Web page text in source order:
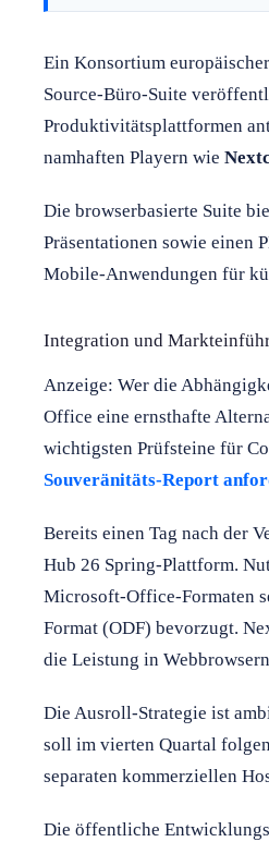
Ein Konsortium
Source-Büro-Suite
Produktivitätsplattformen
namhaften Playern wie
Die browserbasierte Suite
Präsentationen sowie einen
Mobile-Anwendungen für
Integration und
Anzeige: Wer die
Office eine ernsthafte
wichtigsten Prüfsteine für
Souveränitäts-Report
Bereits einen Tag nach der
Hub 26 Spring-Plattform.
Microsoft-Office-Formaten
Format (ODF) bevorzugt.
die Leistung in
Die Ausroll-Strategie ist
soll im vierten Quartal
separaten kommerziellen
Die öffentliche